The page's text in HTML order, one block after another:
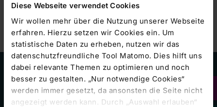
Diese Webseite verwendet Cookies
Wir wollen mehr über die Nutzung unserer Webseite
erfahren. Hierzu setzen wir Cookies ein. Um
statistische Daten zu erheben, nutzen wir das
datenschutzfreundliche Tool Matomo. Dies hilft uns
dabei relevante Themen zu optimieren und noch
besser zu gestalten. „Nur notwendige Cookies“
werden immer gesetzt, da ansonsten die Seite nicht
angezeigt werden kann. Durch „Auswahl erlauben“
Kliniken im Konzern